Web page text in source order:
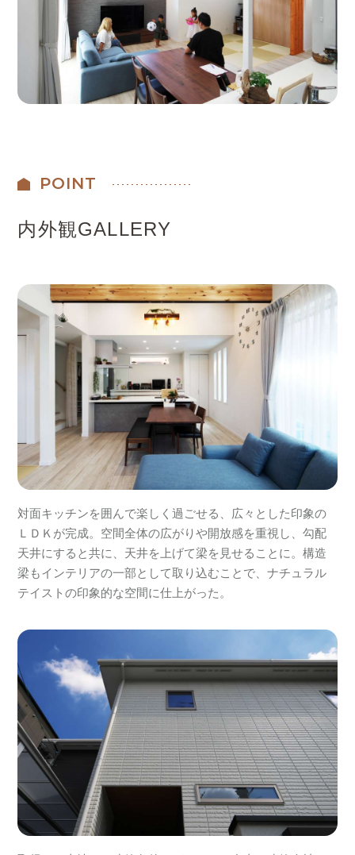
POINT
内外観GALLERY
対面キッチンを囲んで楽しく過ごせる、広々とした印象の
ＬＤＫが完成。空間全体の広がりや開放感を重視し、勾配
天井にすると共に、天井を上げて梁を見せることに。構造
梁もインテリアの一部として取り込むことで、ナチュラル
テイストの印象的な空間に仕上がった。